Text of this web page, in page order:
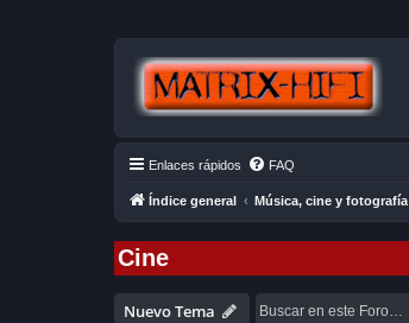
Enlaces rápidos FAQ
Índice general Música, cine y fotografía
Cine
Nuevo Tema